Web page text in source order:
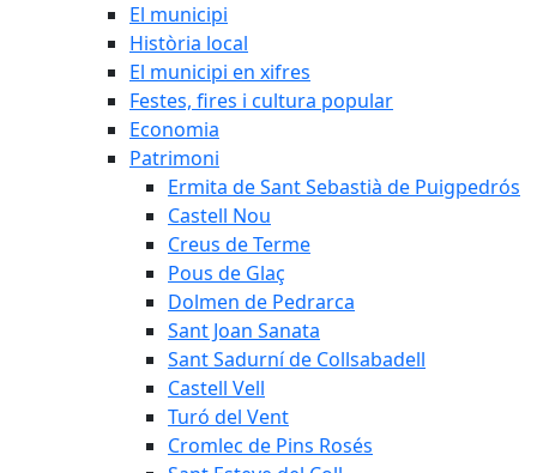
El municipi
Història local
El municipi en xifres
Festes, fires i cultura popular
Economia
Patrimoni
Ermita de Sant Sebastià de Puigpedrós
Castell Nou
Creus de Terme
Pous de Glaç
Dolmen de Pedrarca
Sant Joan Sanata
Sant Sadurní de Collsabadell
Castell Vell
Turó del Vent
Cromlec de Pins Rosés